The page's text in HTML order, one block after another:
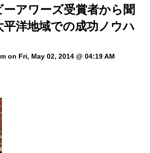
アワーズ受賞者から聞
平洋地域での成功ノウハ
on Fri, May 02, 2014 @ 04:19 AM